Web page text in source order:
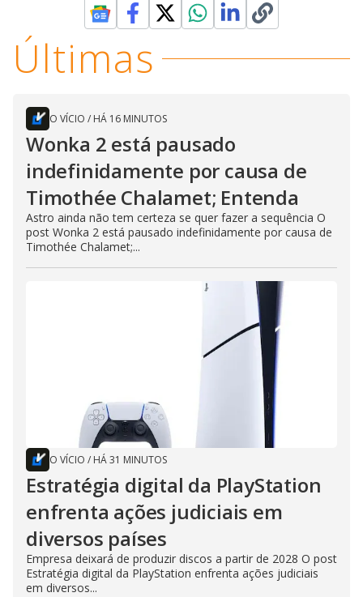
Últimas
O VÍCIO / HÁ 16 MINUTOS
Wonka 2 está pausado
indefinidamente por causa de
Timothée Chalamet; Entenda
Astro ainda não tem certeza se quer fazer a sequência O
post Wonka 2 está pausado indefinidamente por causa de
Timothée Chalamet;...
O VÍCIO / HÁ 31 MINUTOS
Estratégia digital da PlayStation
enfrenta ações judiciais em
diversos países
Empresa deixará de produzir discos a partir de 2028 O post
Estratégia digital da PlayStation enfrenta ações judiciais
em diversos...